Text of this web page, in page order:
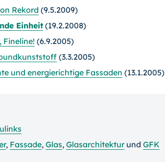
Rekord (9.5.2009)
Einheit (19.2.2008)
Fineline! (6.9.2005)
(3.3.2005)
und energierichtige Fassaden (13.1.2005)
, Fassade, Glas, Glasarchitekturund GFK